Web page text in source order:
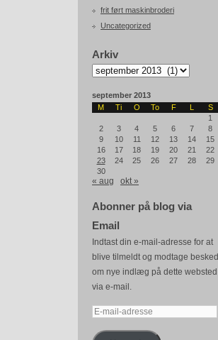
frit ført maskinbroderi
Uncategorized
Arkiv
Arkiv
september 2013
M
Ti O To F L
S
1
2
3 4 5 6 7
8
9
10 11 12 13 14
15
16
17 18 19 20 21
22
23
24 25 26 27 28
29
30
« aug okt »
Abonner på blog via
Email
Indtast din e-mail-adresse for at
blive tilmeldt og modtage besked
om nye indlæg på dette websted
via e-mail.
E-